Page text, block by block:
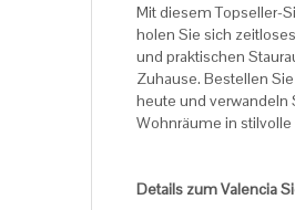
Mit diesem Topseller-
holen Sie sich
und praktischen
Zuhause. Bestellen
heute und verwandeln
Wohnräume in stilvolle
Details zum Valencia